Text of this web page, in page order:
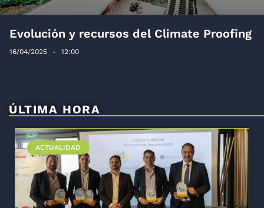
Evolución y recursos del Climate Proofing
16/04/2025 12:00
ÚLTIMA HORA
ACTUALIDAD